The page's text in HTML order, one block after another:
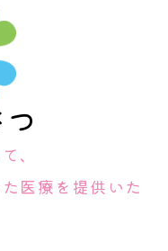
、
医療を提供いた